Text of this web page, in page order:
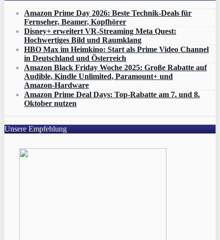
Amazon Prime Day 2026: Beste Technik-Deals für
Fernseher, Beamer, Kopfhörer
Disney+ erweitert VR‑Streaming Meta Quest:
Hochwertiges Bild und Raumklang
HBO Max im Heimkino: Start als Prime Video Channel
in Deutschland und Österreich
Amazon Black Friday Woche 2025: Große Rabatte auf
Audible, Kindle Unlimited, Paramount+ und
Amazon‑Hardware
Amazon Prime Deal Days: Top-Rabatte am 7. und 8.
Oktober nutzen
Unsere Empfehlung